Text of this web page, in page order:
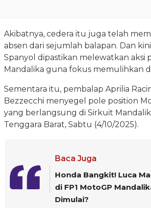
Akibatnya, cedera itu juga telah
absen dari sejumlah balapan. Dan
Spanyol dipastikan melewatkan aksi
Mandalika guna fokus memulihkan
Sementara itu, pembalap Aprilia
Bezzecchi menyegel pole position
yang berlangsung di Sirkuit
Tenggara Barat, Sabtu (4/10/2025).
Baca Juga
Honda Bangkit! Luca
di FP1 MotoGP
Dimulai?